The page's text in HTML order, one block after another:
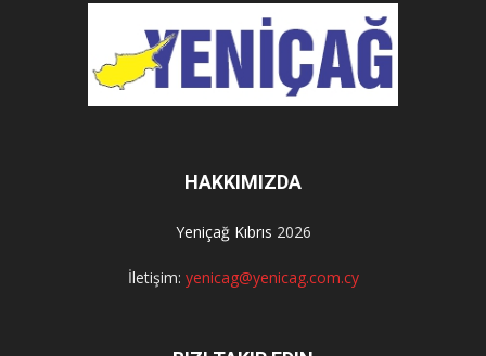
HAKKIMIZDA
Yeniçağ Kıbrıs 2026
İletişim: yenicag@yenicag.com.cy